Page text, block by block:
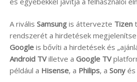
A rivális Samsung is áttervezte Tizen
rendszerét a hirdetések
Google is bővíti a hirdetések és
Android TVilletve a Google TV
például a Hisense, a Philips, a Sony és